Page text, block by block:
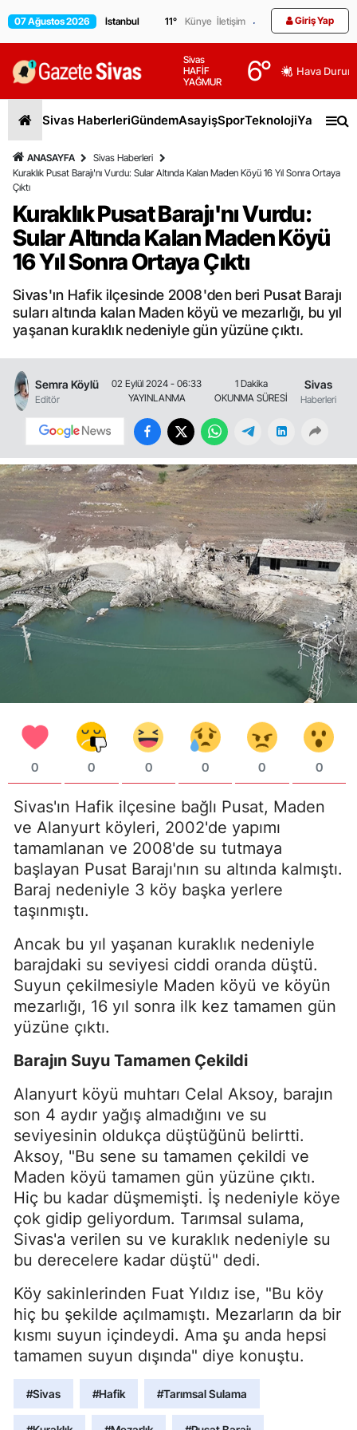
07 Ağustos 2026 11° Künye İletişim Giriş Yap
Sivas
HAFİF
YAĞMUR
6° Hava
Sivas HaberleriGündemAsayişSporTeknolojiYaşam
ANASAYFA
Sivas Haberleri
Kuraklık Pusat Barajı'nı Vurdu: Sular Altında Kalan Maden Köyü 16 Yıl Sonra Ortaya
Çıktı
Kuraklık Pusat Barajı'nı Vurdu:
Sular Altında Kalan Maden Köyü
16 Yıl Sonra Ortaya Çıktı
Sivas'ın Hafik ilçesinde 2008'den beri Pusat Barajı
suları altında kalan Maden köyü ve mezarlığı, bu yıl
yaşanan kuraklık nedeniyle gün yüzüne çıktı.
Semra Köylü
Editör
02 Eylül 2024 - 06:33
YAYINLANMA
1 Dakika
OKUNMA SÜRESİ
Sivas
Haberleri
0 0 0 0 0 0
Sivas'ın Hafik ilçesine bağlı Pusat, Maden
ve Alanyurt köyleri, 2002'de yapımı
tamamlanan ve 2008'de su tutmaya
başlayan Pusat Barajı'nın su altında kalmıştı.
Baraj nedeniyle 3 köy başka yerlere
taşınmıştı.
Ancak bu yıl yaşanan kuraklık nedeniyle
barajdaki su seviyesi ciddi oranda düştü.
Suyun çekilmesiyle Maden köyü ve köyün
mezarlığı, 16 yıl sonra ilk kez tamamen gün
yüzüne çıktı.
Barajın Suyu Tamamen Çekildi
Alanyurt köyü muhtarı Celal Aksoy, barajın
son 4 aydır yağış almadığını ve su
seviyesinin oldukça düştüğünü belirtti.
Aksoy, "Bu sene su tamamen çekildi ve
Maden köyü tamamen gün yüzüne çıktı.
Hiç bu kadar düşmemişti. İş nedeniyle köye
çok gidip geliyordum. Tarımsal sulama,
Sivas'a verilen su ve kuraklık nedeniyle su
bu derecelere kadar düştü" dedi.
Köy sakinlerinden Fuat Yıldız ise, "Bu köy
hiç bu şekilde açılmamıştı. Mezarların da bir
kısmı suyun içindeydi. Ama şu anda hepsi
tamamen suyun dışında" diye konuştu.
#Sivas #Hafik #Tarımsal Sulama